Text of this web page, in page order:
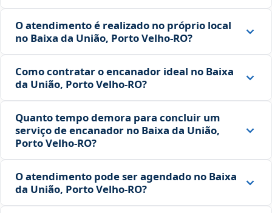
O atendimento é realizado no próprio local
no Baixa da União, Porto Velho‑RO?
Como contratar o encanador ideal no Baixa
da União, Porto Velho‑RO?
Quanto tempo demora para concluir um
serviço de encanador no Baixa da União,
Porto Velho‑RO?
O atendimento pode ser agendado no Baixa
da União, Porto Velho‑RO?